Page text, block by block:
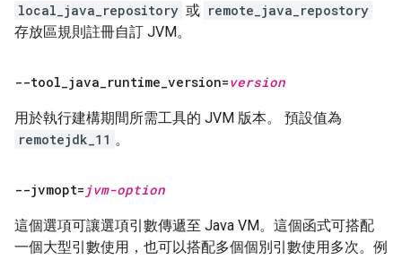
local_java_repository 或 remote_java_repostory
存放區規則註冊自訂 JVM。
--tool_java_runtime_version=version
用於執行建構期間所需工具的 JVM 版本。 預設值為
remotejdk_11 。
--jvmopt= jvm-option
這個選項可讓選項引數傳遞至 Java VM。這個函式可搭配
一個大型引數使用，也可以搭配多個個別引數使用多次。例